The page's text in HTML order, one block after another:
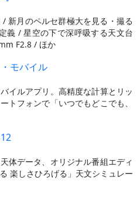
/ 新月のペルセ群極大を見る・撮る
義 / 星空の下で深呼吸する天文台
F2.8 / ほか
モバイル
イルアプリ。高精度な計算とリッ
トフォンで「いつでもどこでも、
体データ、オリジナル番組エディ
楽しさひろげる」天文シミュレー